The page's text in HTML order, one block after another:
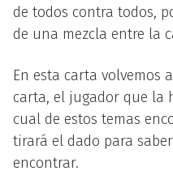
de todos contra todos,
de una mezcla entre la
En esta carta volvemos
carta, el jugador que la
cual de estos temas
tirará el dado para
encontrar.